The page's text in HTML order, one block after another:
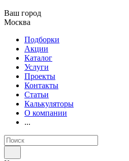
Ваш город
Москва
Подборки
Акции
Каталог
Услуги
Проекты
Контакты
Статьи
Калькуляторы
О компании
...